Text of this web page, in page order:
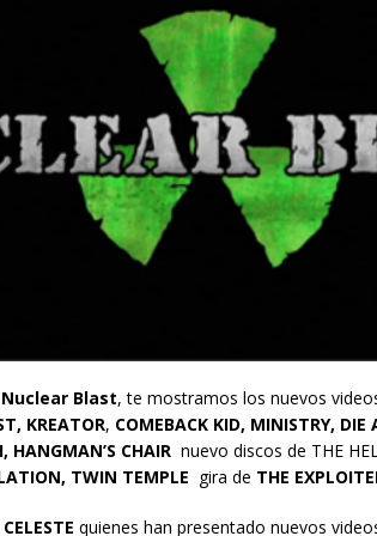
Nuclear Blast, te mostramos los nuevos
KREATOR, COMEBACK KID, MINISTRY, DIE
HANGMAN’S CHAIR nuevo discos de THE
TWIN TEMPLE gira de THE
CELESTE quienes han presentado nuevos